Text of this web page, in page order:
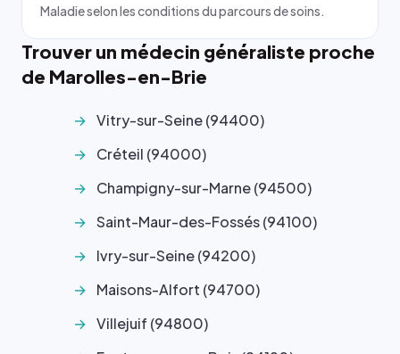
Maladie selon les conditions du parcours de soins.
Trouver un médecin généraliste proche
de Marolles-en-Brie
Vitry-sur-Seine (94400)
Créteil (94000)
Champigny-sur-Marne (94500)
Saint-Maur-des-Fossés (94100)
Ivry-sur-Seine (94200)
Maisons-Alfort (94700)
Villejuif (94800)